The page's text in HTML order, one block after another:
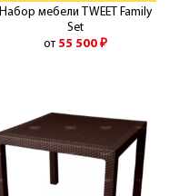
Набор мебели TWEET Family
Set
от 55 500 ₽